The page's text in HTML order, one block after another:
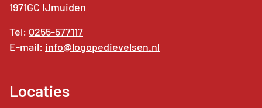
1971GC IJmuiden
Tel: 0255-577117
E-mail: info@logopedievelsen.nl
Locaties